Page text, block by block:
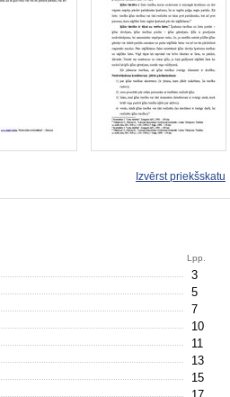
Izvērst priekšskatu
Lpp.
3
5
7
10
11
13
15